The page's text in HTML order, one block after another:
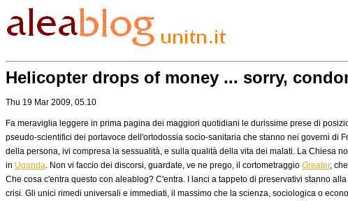
Helicopter drops of money ... sorry,
Thu 19 Mar 2009, 05.10
Fa meraviglia leggere in prima pagina dei maggiori quotidiani le durissime prese di
pseudo-scientifici dei portavoce dell'ortodossia socio-sanitaria che stanno nei governi di
della persona, ivi compresa la sessualità, e sulla qualità della vita dei malati. La Chiesa
in Uganda. Non vi faccio dei discorsi, guardate, ve ne prego, il cortometraggio Greater,
Che cosa c'entra questo con aleablog? C'entra. I lanci a tappeto di preservativi stanno
crisi. Gli unici rimedi universali e immediati, il massimo che la scienza, sociologica o